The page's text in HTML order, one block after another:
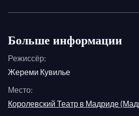
возрождают захватывающую
призыв к принятию и
силы любви.
Больше информации
Режиссёр:
Жереми Кувилье
Место:
Королевский Театр в Мадриде